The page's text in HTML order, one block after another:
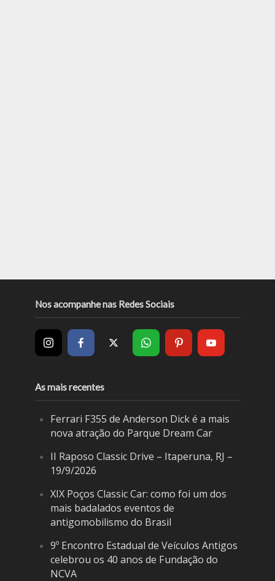
Nos acompanhe nas Redes Sociais
As mais recentes
Ferrari F355 de Anderson Dick é a mais
nova atração do Parque Dream Car
II Raposo Classic Drive – Itaperuna, RJ –
19/9/2026
XIX Poços Classic Car: como foi um dos
mais badalados eventos de
antigomobilismo do Brasil
9º Encontro Estadual de Veículos Antigos
celebrou os 40 anos de Fundação do
NCVA